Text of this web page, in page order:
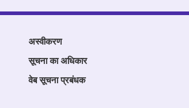
अस्वीकरण
सूचना का अधिकार
वेब सूचना प्रबंधक